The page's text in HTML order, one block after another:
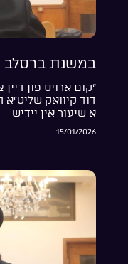
במשנת ברסלב
“קום ארויס פון
דוד קיוואק
א שיעור אין יידיש
15/01/2026